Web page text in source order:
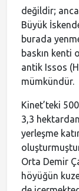
değildir;
Büyük
burada
baskın kenti
antik Issos
mümkündür.
Kinet’teki
3,3
yerleşme
Orta Demir
höyüğün